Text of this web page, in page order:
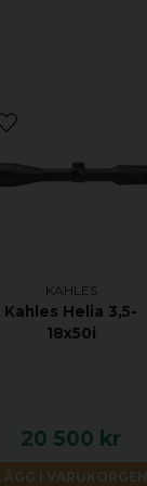
KAHLES
Kahles Helia 3,5-
18x50i
20 500 kr
I VARUKORGEN